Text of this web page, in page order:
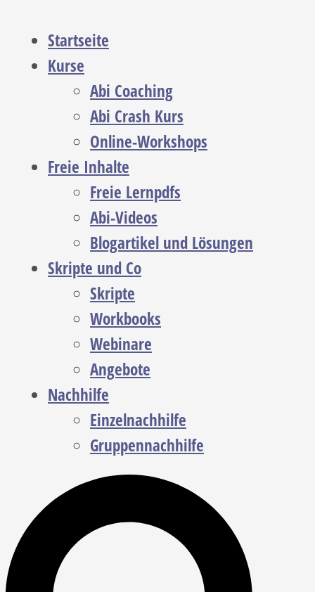
Startseite
Kurse
Abi Coaching
Abi Crash Kurs
Online-Workshops
Freie Inhalte
Freie Lernpdfs
Abi-Videos
Blogartikel und Lösungen
Skripte und Co
Skripte
Workbooks
Webinare
Angebote
Nachhilfe
Einzelnachhilfe
Gruppennachhilfe